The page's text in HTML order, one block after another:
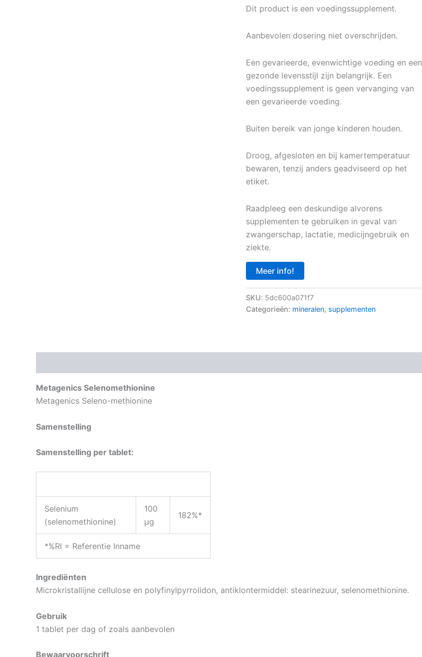
Dit product is een voedingssupplement.
Aanbevolen dosering niet overschrijden.
Een gevarieerde, evenwichtige voeding en een
gezonde levensstijl zijn belangrijk. Een
voedingssupplement is geen vervanging van
een gevarieerde voeding.
Buiten bereik van jonge kinderen houden.
Droog, afgesloten en bij kamertemperatuur
bewaren, tenzij anders geadviseerd op het
etiket.
Raadpleeg een deskundige alvorens
supplementen te gebruiken in geval van
zwangerschap, lactatie, medicijngebruik en
ziekte.
Meer info!
SKU: 5dc600a071f7
Categorieën: mineralen, supplementen
Metagenics Selenomethionine
Metagenics Seleno-methionine
Samenstelling
Samenstelling per tablet:
Selenium
(selenomethionine)
100
µg
182%*
*%RI = Referentie Inname
Ingrediënten
Microkristallijne cellulose en polyfinylpyrrolidon, antiklontermiddel: stearinezuur, selenomethionine.
Gebruik
1 tablet per dag of zoals aanbevolen
Bewaarvoorschrift